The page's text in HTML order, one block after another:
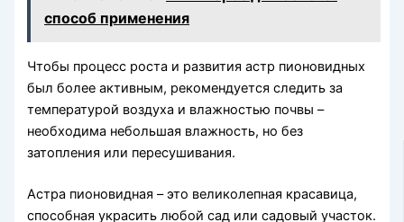
способ применения
Чтобы процесс роста и развития астр пионовидных
был более активным, рекомендуется следить за
температурой воздуха и влажностью почвы –
необходима небольшая влажность, но без
затопления или пересушивания.
Астра пионовидная – это великолепная красавица,
способная украсить любой сад или садовый участок.